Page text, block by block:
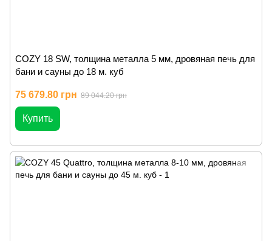
COZY 18 SW, толщина металла 5 мм, дровяная печь для
бани и сауны до 18 м. куб
75 679.80 грн 89 044.20 грн
Купить